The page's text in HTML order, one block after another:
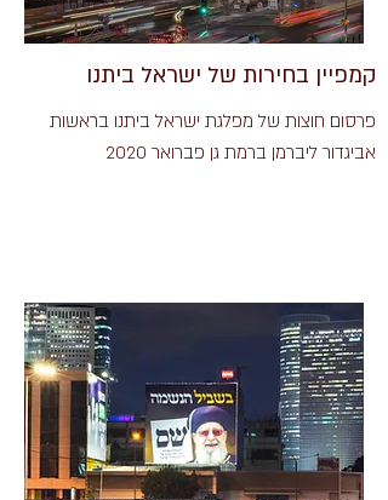
קמפיין בחירות של ישראל ביתנו
פרסום חוצות של מפלגת ישראל ביתנו בראשות
אביגדור ליברמן ברמת גן פברואר 2020